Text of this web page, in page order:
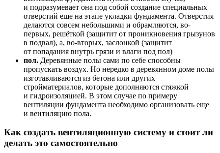
и подразумевает она под собой создание специальных
отверстий еще на этапе укладки фундамента. Отверстия
делаются совсем небольшими и обрамляются, во-
первых, решёткой (защитит от проникновения грызунов
в подвал), а, во-вторых, заслонкой (защитит
от попадания внутрь грязи и влаги под пол)
пол. Деревянные полы сами по себе способны
пропускать воздух. Но нередко в деревянном доме полы
изготавливаются из бетона или других
стройматериалов, которые дополняются стяжкой
и гидроизоляцией. В этом случае по примеру
вентиляции фундамента необходимо организовать еще
и вентиляцию пола.
Как создать вентиляционную систему и стоит ли
делать это самостоятельно